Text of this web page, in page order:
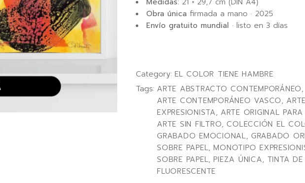
Obra única firmada a mano · 2025
Envío gratuito mundial · listo en 3 días
Category: EL COLOR TIENE HAMBRE
Tags: ARTE ABSTRACTO CONTEMPORÁNEO,
ARTE CONTEMPORÁNEO VASCO,
EXPRESIONISTA, ARTE ORIGINAL
ARTE SIN FILTRO, COLECCIÓN EL
GRABADO EMOCIONAL, GRABADO
SOBRE PAPEL,MONOTIPO
SOBRE PAPEL,PIEZA ÚNICA, TINTA
FLUORESCENTE